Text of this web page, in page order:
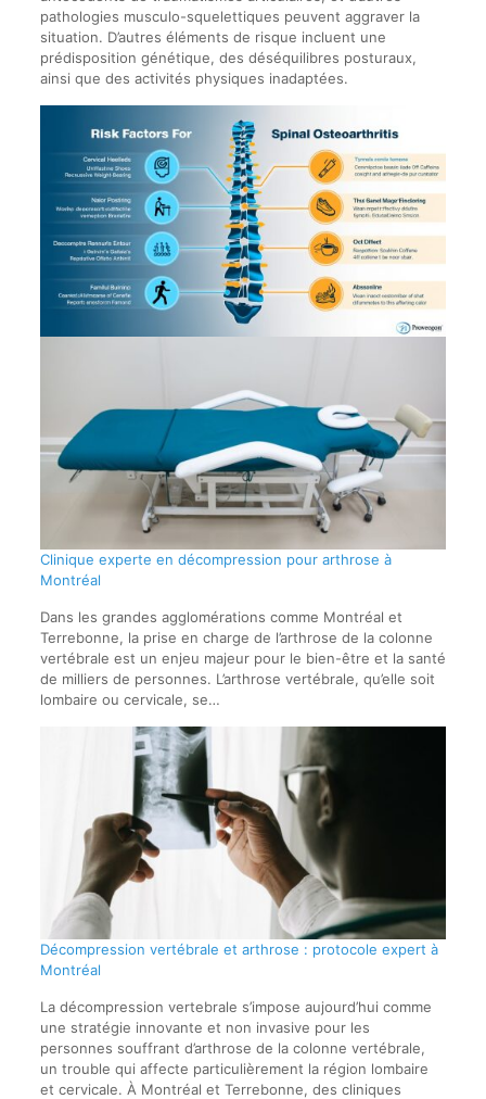
pathologies musculo-squelettiques peuvent aggraver la
situation. D’autres éléments de risque incluent une
prédisposition génétique, des déséquilibres posturaux,
ainsi que des activités physiques inadaptées.
Clinique experte en décompression pour arthrose à
Montréal
Dans les grandes agglomérations comme Montréal et
Terrebonne, la prise en charge de l’arthrose de la colonne
vertébrale est un enjeu majeur pour le bien-être et la santé
de milliers de personnes. L’arthrose vertébrale, qu’elle soit
lombaire ou cervicale, se…
Décompression vertébrale et arthrose : protocole expert à
Montréal
La décompression vertebrale s’impose aujourd’hui comme
une stratégie innovante et non invasive pour les
personnes souffrant d’arthrose de la colonne vertébrale,
un trouble qui affecte particulièrement la région lombaire
et cervicale. À Montréal et Terrebonne, des cliniques